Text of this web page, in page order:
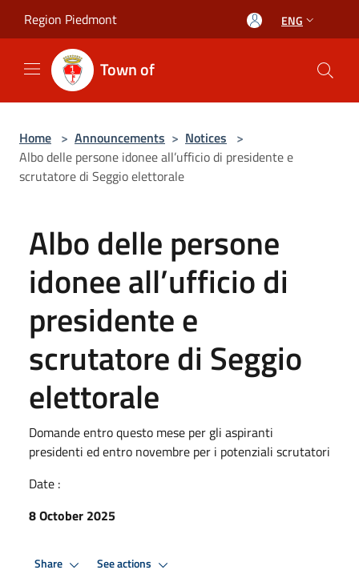
Region Piedmont ENG
Town of
Home > Announcements > Notices >
Albo delle persone idonee all’ufficio di presidente e
scrutatore di Seggio elettorale
Albo delle persone
idonee all’ufficio di
presidente e
scrutatore di Seggio
elettorale
Domande entro questo mese per gli aspiranti
presidenti ed entro novembre per i potenziali scrutatori
Date :
8 October 2025
Share See actions